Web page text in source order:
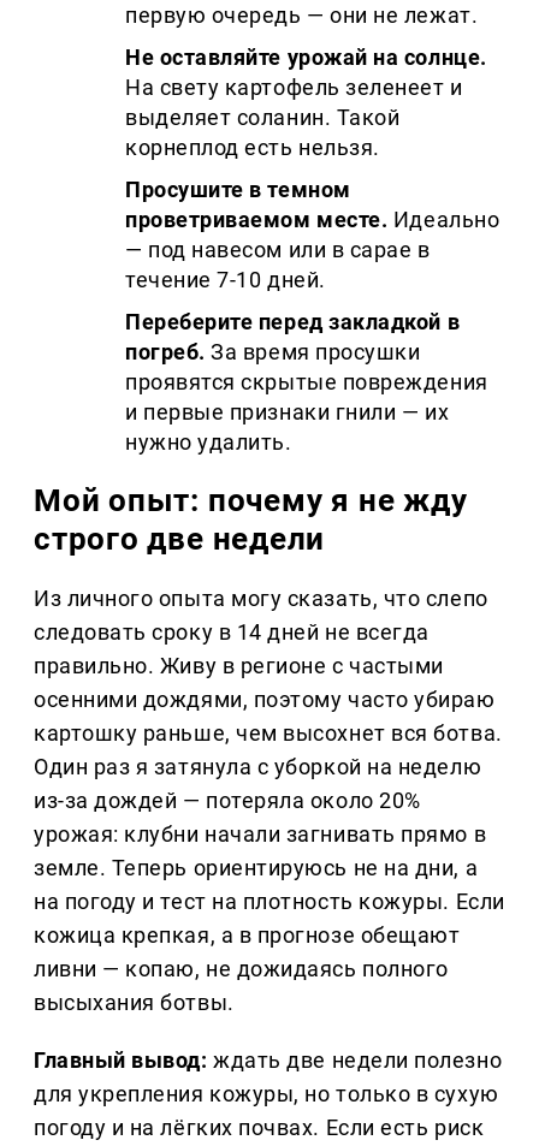
первую очередь — они не лежат.
Не оставляйте урожай на солнце.
На свету картофель зеленеет и
выделяет соланин. Такой
корнеплод есть нельзя.
Просушите в темном
проветриваемом месте. Идеально
— под навесом или в сарае в
течение 7-10 дней.
Переберите перед закладкой в
погреб. За время просушки
проявятся скрытые повреждения
и первые признаки гнили — их
нужно удалить.
Мой опыт: почему я не жду
строго две недели
Из личного опыта могу сказать, что слепо
следовать сроку в 14 дней не всегда
правильно. Живу в регионе с частыми
осенними дождями, поэтому часто убираю
картошку раньше, чем высохнет вся ботва.
Один раз я затянула с уборкой на неделю
из-за дождей — потеряла около 20%
урожая: клубни начали загнивать прямо в
земле. Теперь ориентируюсь не на дни, а
на погоду и тест на плотность кожуры. Если
кожица крепкая, а в прогнозе обещают
ливни — копаю, не дожидаясь полного
высыхания ботвы.
Главный вывод: ждать две недели полезно
для укрепления кожуры, но только в сухую
погоду и на лёгких почвах. Если есть риск